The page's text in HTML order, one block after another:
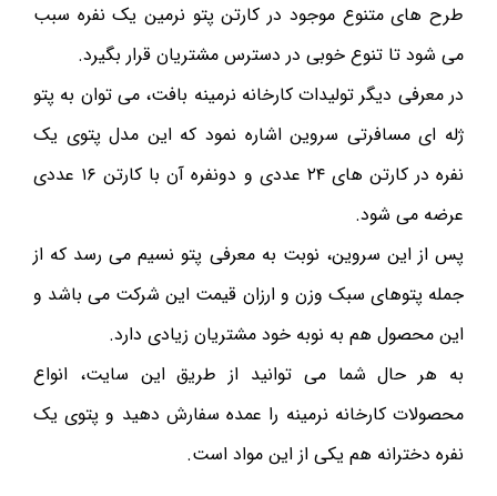
طرح های متنوع موجود در کارتن پتو نرمین یک نفره سبب
می شود تا تنوع خوبی در دسترس مشتریان قرار بگیرد.
در معرفی دیگر تولیدات کارخانه نرمینه بافت، می توان به پتو
ژله ای مسافرتی سروین اشاره نمود که این مدل پتوی یک
نفره در کارتن های ۲۴ عددی و دونفره آن با کارتن ۱۶ عددی
عرضه می شود.
پس از این سروین، نوبت به معرفی پتو نسیم می رسد که از
جمله پتوهای سبک وزن و ارزان قیمت این شرکت می باشد و
این محصول هم به نوبه خود مشتریان زیادی دارد.
به هر حال شما می توانید از طریق این سایت، انواع
محصولات کارخانه نرمینه را عمده سفارش دهید و پتوی یک
نفره دخترانه هم یکی از این مواد است.